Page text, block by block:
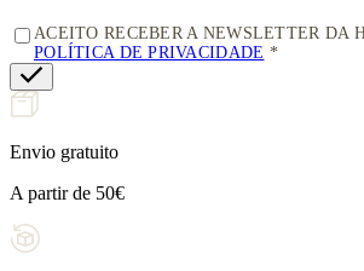
ACEITO RECEBER A NEWSLETTER DA
POLÍTICA DE PRIVACIDADE
Envio gratuito
A partir de 50€